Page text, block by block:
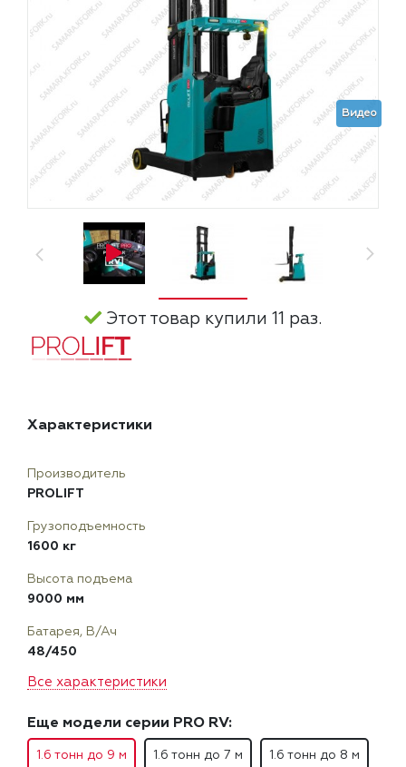
Видео
Этот товар купили 11 раз.
Характеристики
Все характеристики
Производитель
PROLIFT
Грузоподъемность
1600 кг
Высота подъема
9000 мм
Батарея, В/Ач
48/450
Еще модели серии PRO RV:
1.6 тонн до 9 м 1.6 тонн до 7 м 1.6 тонн до 8 м